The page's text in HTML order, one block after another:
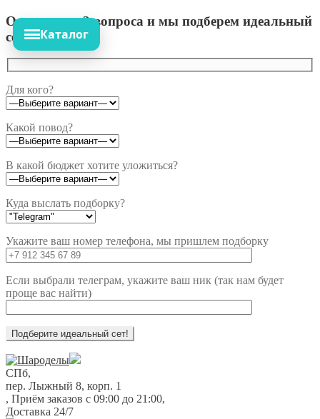
Ответьте на 3 вопроса и мы подберем идеальный
сет!
Для кого?
Какой повод?
В какой бюджет хотите уложиться?
Куда выслать подборку?
Укажите ваш номер телефона, мы пришлем подборку
Если выбрали телеграм, укажите ваш ник (так нам будет
проще вас найти)
Перейти
к
навигации
Перейти
к
содержимому
СПб,
пер. Лыжный 8, корп. 1
, Приём заказов с 09:00 до 21:00,
Доставка 24/7
Каталог